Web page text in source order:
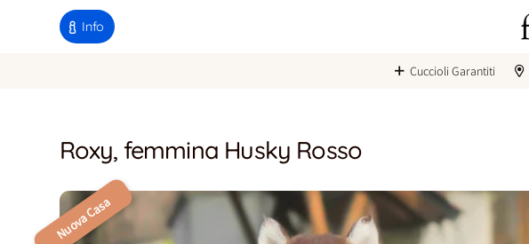
Info
Cuccioli Garantiti
Roxy, femmina Husky Rosso
Nuova Casa